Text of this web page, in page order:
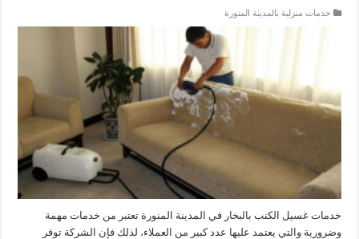
خدمات منزلية بالمدينة المنورة
خدمات غسيل الكنب بالبخار في المدينة المنورة تعتبر من خدمات مهمة
وضرورية والتي يعتمد عليها عدد كبير من العملاء، لذلك فإن الشركة توفر